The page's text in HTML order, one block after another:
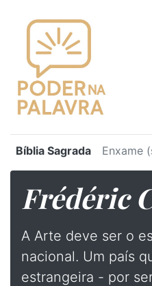
Bíblia Sagrada Enxame
Frédéric
A Arte deve ser o
nacional. Um país
estrangeira - por